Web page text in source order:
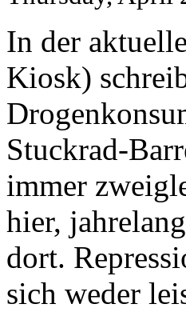
In der
Kiosk)
Stuckrad-
immer
hier,
dort.
sich weder